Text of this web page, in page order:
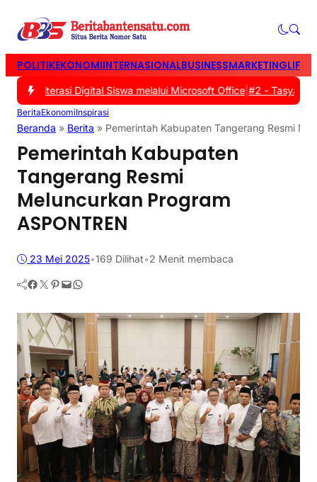
POLITIKEKONOMIINTERNASIONALBUSINESSMARKETING
Literasi Digital Siswa melalui Microsoft Office|#2 -Tasyakuran
BeritaEkonomiInspirasi
Beranda » Berita » Pemerintah Kabupaten Tangerang Resmi
Pemerintah Kabupaten
Tangerang Resmi
Meluncurkan Program
ASPONTREN
23 Mei 2025•169 Dilihat•2 Menit membaca
Facebook Twitter Pinterest Mail WhatsApp